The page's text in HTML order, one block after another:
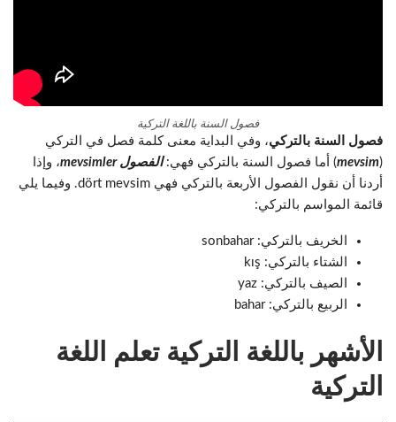
فصول السنة باللغة التركية
فصول السنة بالتركي، وفي البداية معنى كلمة فصل في التركي
(
mevsim) أما فصول السنة بالتركي فهي:الفصول mevsimler
، وإذا
أردنا أن نقول الفصول الأربعة بالتركي فهي dört mevsim. وفيما يلي
قائمة المواسم بالتركي:
الخريف بالتركي: sonbahar
الشتاء بالتركي: kış
الصيف بالتركي: yaz
الربيع بالتركي: bahar
الأشهر باللغة التركية تعلم اللغة
التركية